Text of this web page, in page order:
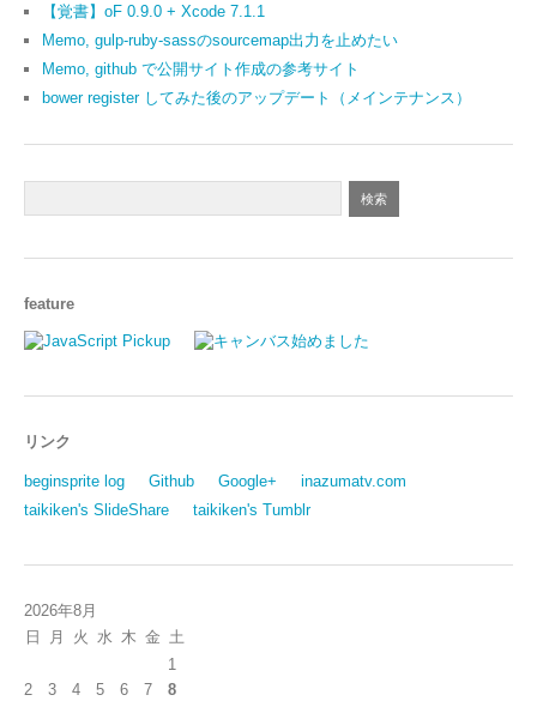
【覚書】oF 0.9.0 + Xcode 7.1.1
Memo, gulp-ruby-sassのsourcemap出力を止めたい
Memo, github で公開サイト作成の参考サイト
bower register してみた後のアップデート（メインテナンス）
feature
リンク
beginsprite log Github Google+
inazumatv.com
taikiken's SlideShare
taikiken's Tumblr
2026年8月
日
月 火 水 木 金 土
1
2
3 4 5 6 7
8